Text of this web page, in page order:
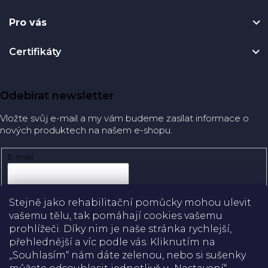
Stejně jako rehabilitační pomůcky mohou ulevit
vašemu tělu, tak pomáhají cookies vašemu
prohlížeči. Díky nim je naše stránka rychlejší,
přehlednější a víc podle vás. Kliknutím na
„Souhlasím“ nám dáte zelenou, nebo si sušenky
Pro vás
Certifikáty
Doprava
Odebírat newsletter
Vložte svůj e-mail a my vám budeme zasílat informace o
nových produktech na našem e-shopu.
E-mail
Přihlásit se